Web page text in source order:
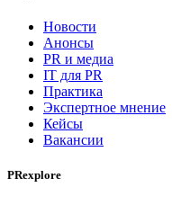
Новости
Анонсы
PR и медиа
IT для PR
Практика
Экспертное мнение
Кейсы
Вакансии
PRexplore